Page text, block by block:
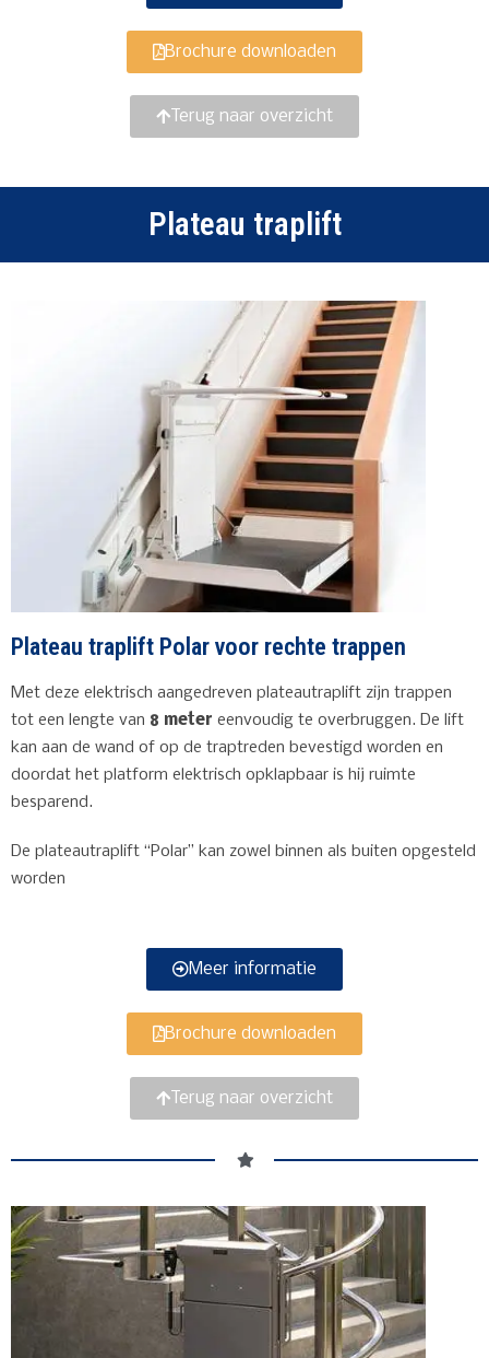
Brochure downloaden
Terug naar overzicht
Plateau traplift
Plateau traplift Polar voor rechte trappen
Met deze elektrisch aangedreven plateautraplift zijn trappen
tot een lengte van 8 meter eenvoudig te overbruggen. De lift
kan aan de wand of op de traptreden bevestigd worden en
doordat het platform elektrisch opklapbaar is hij ruimte
besparend.
De plateautraplift “Polar” kan zowel binnen als buiten opgesteld
worden
Meer informatie
Brochure downloaden
Terug naar overzicht